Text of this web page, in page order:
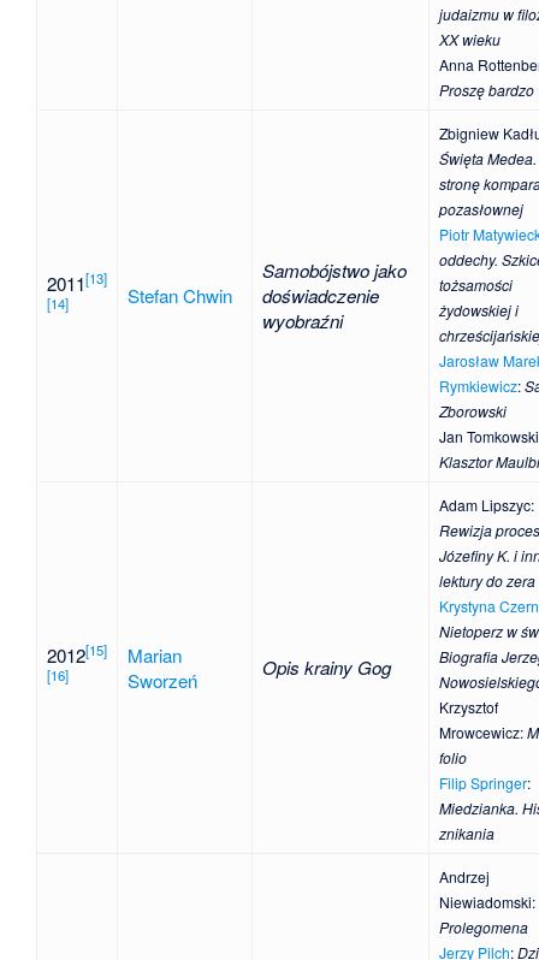
judaizmu w
XX wieku
Anna
Proszę bardzo
2011[13]
[14] Stefan Chwin
Samobójstwo jako
doświadczenie
wyobraźni
Zbigniew
Święta Medea.
stronę
pozasłownej
Piotr
oddechy.
tożsamości
żydowskiej i
Jarosław
Rymkiewicz:
Zborowski
Jan Tomkowski
Klasztor
2012[15]
[16]
Marian
Sworzeń
Opis krainy Gog
Adam Lipszyc:
Rewizja
Józefiny K. i
lektury do zera
Krystyna
Nietoperz w
Biografia
Krzysztof
Mrowcewicz:
folio
Filip Springer:
Miedzianka.
znikania
Andrzej
Niewiadomski:
Prolegomena
Jerzy Pilch: